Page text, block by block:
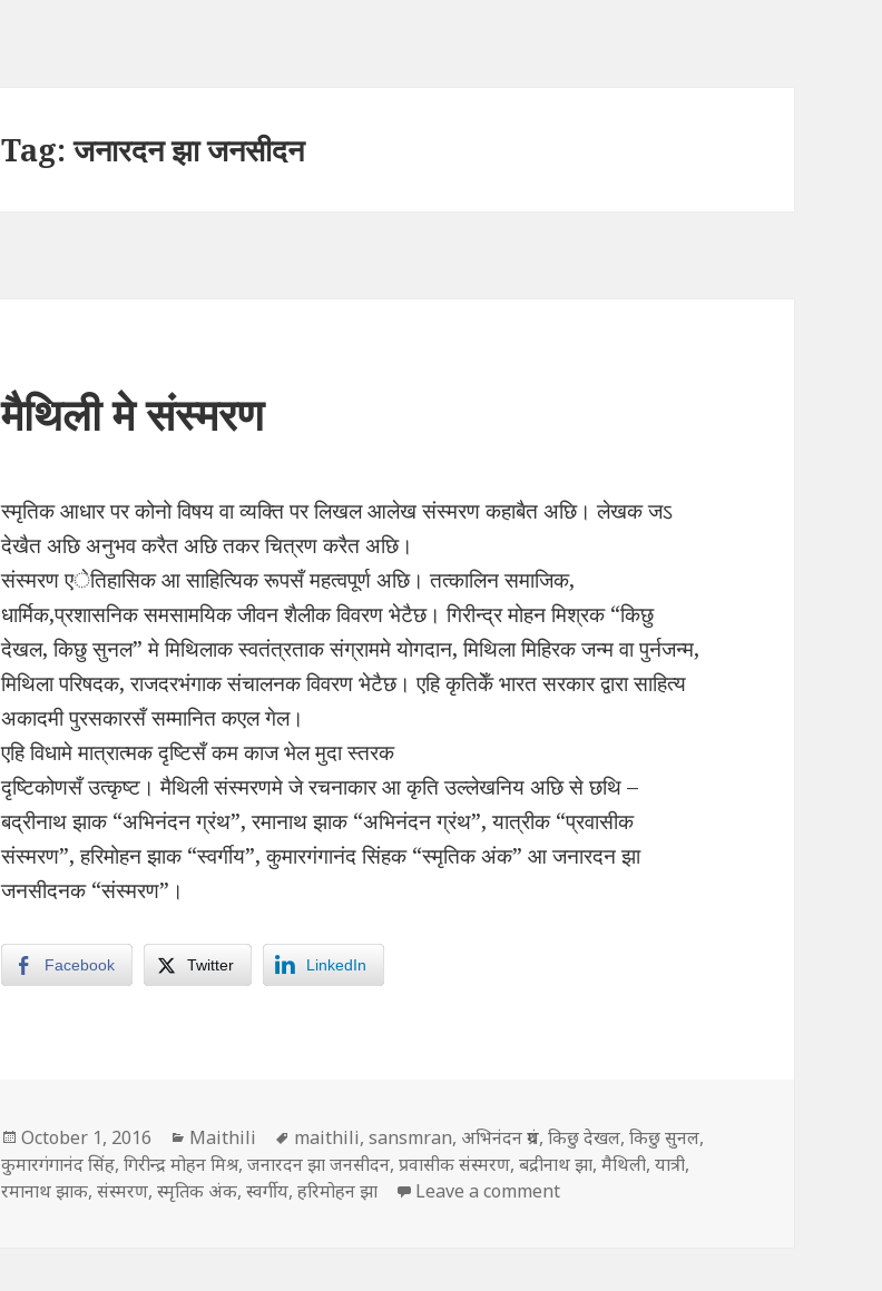
Tag:जनारदन झा जनसीदन
मैथिली मे संस्मरण
स्मृतिक आधार पर कोनो विषय वा व्यक्ति पर लिखल आलेख संस्मरण कहाबैत अछि। लेखक ज‌‍ऽ
देखैत अछि अनुभव करैत अछि तकर चित्रण करैत अछि।
संस्मरण एेतिहासिक आ साहित्यिक रूपसँ महत्वपूर्ण अछि। तत्कालिन समाजिक,
धार्मिक,प्रशासनिक समसामयिक जीवन शैलीक विवरण भेटैछ। गिरीन्द्र मोहन मिश्रक “किछु
देखल, किछु सुनल” मे मिथिलाक स्वतंत्रताक संग्राममे योगदान, मिथिला मिहिरक जन्म वा पुर्नजन्म,
मिथिला परिषदक, राजदरभंगाक संचालनक विवरण भेटैछ। एहि कृतिकेँ भारत सरकार द्वारा साहित्य
अकादमी पुरसकारसँ सम्मानित कएल गेल।
एहि विधामे मात्रात्मक दृष्टिसँ कम काज भेल मुदा स्तरक
दृष्टिकोणसँ उत्कृष्ट। मैथिली संस्मरणमे जे रचनाकार आ कृति उल्लेखनिय अछि से छथि –
बद्रीनाथ झाक “अभिनंदन ग्रंथ”, रमानाथ झाक “अभिनंदन ग्रंथ”, यात्रीक “प्रवासीक
संस्मरण”, हरिमोहन झाक “स्वर्गीय”, कुमारगंगानंद सिंहक “स्मृतिक अंक” आ जनारदन झा
जनसीदनक “संस्मरण”।
Facebook Twitter LinkedIn
Posted
on
October 1, 2016 Categories
Maithili Tags
maithili,sansmran, अभिनंदन ग्रंथ,किछु देखल,किछु सुनल,
कुमारगंगानंद सिंह,गिरीन्द्र मोहन मिश्र,जनारदन झा जनसीदन,प्रवासीक संस्मरण,बद्रीनाथ झा,मैथिली,यात्री,
रमानाथ झाक,संस्मरण,स्मृतिक अंक,स्वर्गीय,हरिमोहन झा Leave a commenton मैथिली मे संस्मरण